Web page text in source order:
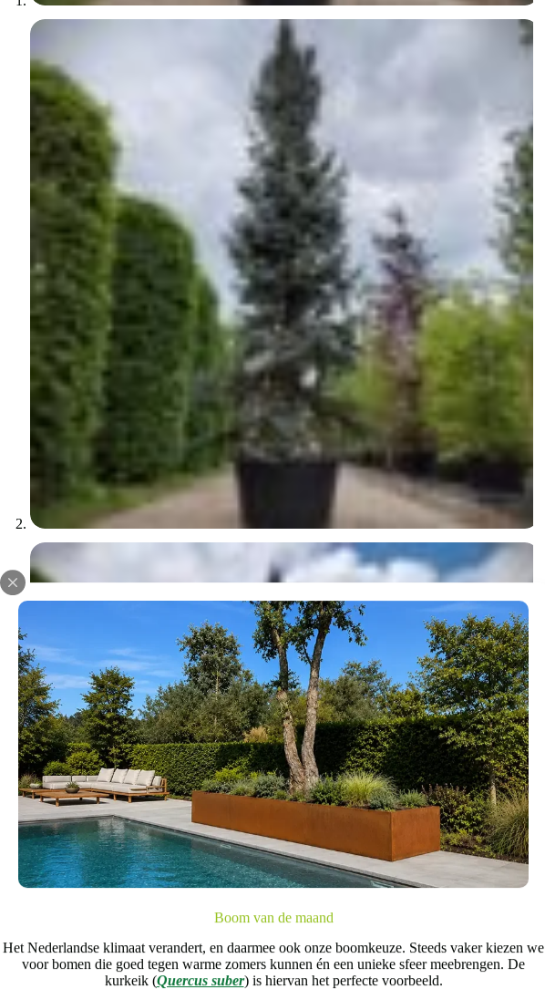
Boom van de maand
Het Nederlandse klimaat verandert, en daarmee ook onze boomkeuze. Steeds vaker kiezen we
voor bomen die goed tegen warme zomers kunnen én een unieke sfeer meebrengen. De
kurkeik (Quercus suber) is hiervan het perfecte voorbeeld.